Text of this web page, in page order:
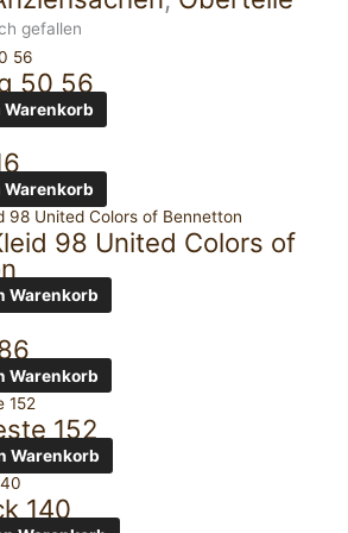
gefallen
50 56
Warenkorb
Warenkorb
98 United Colors of
Warenkorb
Warenkorb
152
Warenkorb
140